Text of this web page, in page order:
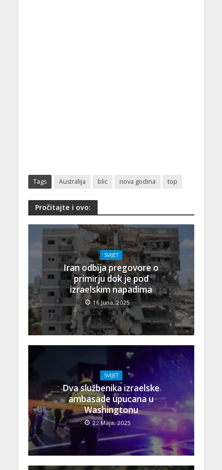
Tags Australija blic nova godina top
Pročitajte i ovo:
SVIJET
Iran odbija pregovore o
primirju dok je pod
izraelskim napadima
16 Juna, 2025
SVIJET
Dva službenika izraelske
ambasade upucana u
Washingtonu
22 Maja, 2025